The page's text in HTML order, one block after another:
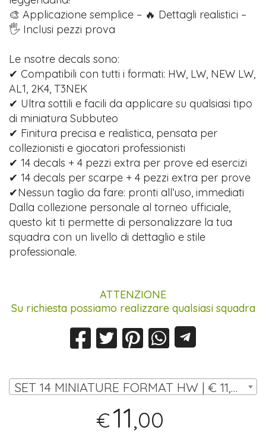
🎨 Applicazione semplice – 🔥 Dettagli realistici –
🖐️ Inclusi pezzi prova
Le nsotre decals sono:
✔ Compatibili con tutti i formati: HW, LW, NEW LW,
AL1, 2K4, T3NEK
✔ Ultra sottili e facili da applicare su qualsiasi tipo
di miniatura Subbuteo
✔ Finitura precisa e realistica, pensata per
collezionisti e giocatori professionisti
✔ 14 decals + 4 pezzi extra per prove ed esercizi
✔ 14 decals per scarpe + 4 pezzi extra per prove
✔Nessun taglio da fare: pronti all’uso, immediati
Dalla collezione personale al torneo ufficiale,
questo kit ti permette di personalizzare la tua
squadra con un livello di dettaglio e stile
professionale.
ATTENZIONE
Su richiesta possiamo realizzare qualsiasi squadra
SET 14 MINIATURE FORMAT HW | € 11,00
€11,00